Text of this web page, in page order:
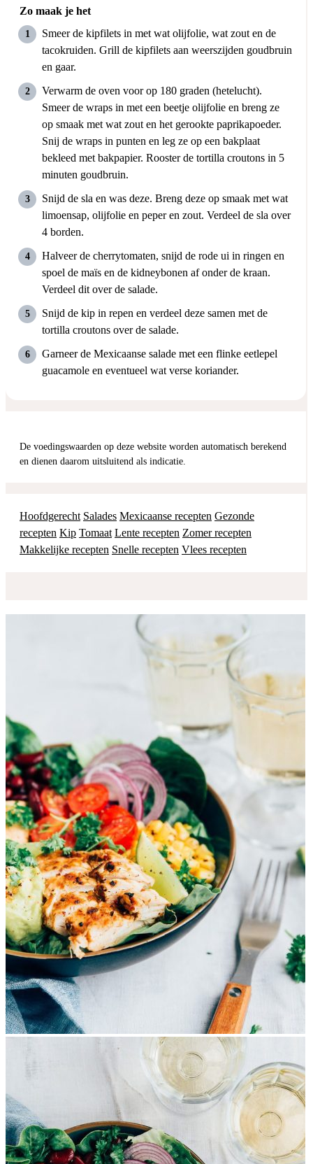
Zo maak je het
Smeer de kipfilets in met wat olijfolie, wat zout en de
tacokruiden. Grill de kipfilets aan weerszijden goudbruin
en gaar.
Verwarm de oven voor op 180 graden (hetelucht).
Smeer de wraps in met een beetje olijfolie en breng ze
op smaak met wat zout en het gerookte paprikapoeder.
Snij de wraps in punten en leg ze op een bakplaat
bekleed met bakpapier. Rooster de tortilla croutons in 5
minuten goudbruin.
Snijd de sla en was deze. Breng deze op smaak met wat
limoensap, olijfolie en peper en zout. Verdeel de sla over
4 borden.
Halveer de cherrytomaten, snijd de rode ui in ringen en
spoel de maïs en de kidneybonen af onder de kraan.
Verdeel dit over de salade.
Snijd de kip in repen en verdeel deze samen met de
tortilla croutons over de salade.
Garneer de Mexicaanse salade met een flinke eetlepel
guacamole en eventueel wat verse koriander.
De voedingswaarden op deze website worden automatisch berekend
en dienen daarom uitsluitend als indicatie.
Hoofdgerecht Salades Mexicaanse recepten Gezonde
recepten Kip Tomaat Lente recepten Zomer recepten
Makkelijke recepten Snelle recepten Vlees recepten